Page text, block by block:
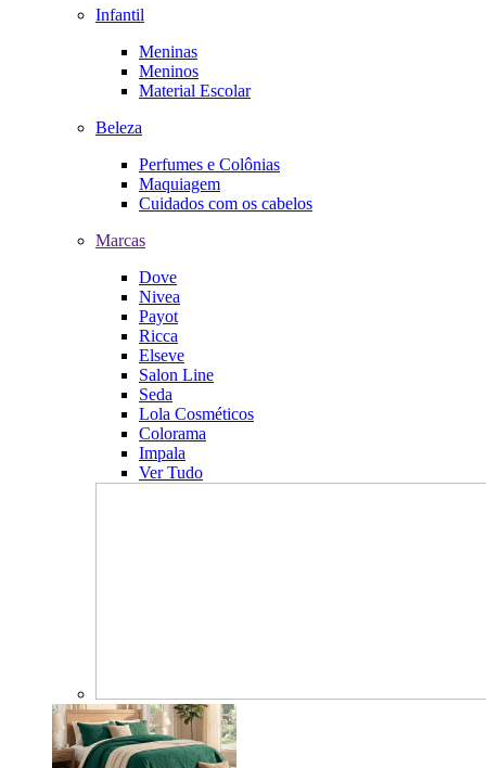
Infantil
Meninas
Meninos
Material Escolar
Beleza
Perfumes e Colônias
Maquiagem
Cuidados com os cabelos
Marcas
Dove
Nivea
Payot
Ricca
Elseve
Salon Line
Seda
Lola Cosméticos
Colorama
Impala
Ver Tudo